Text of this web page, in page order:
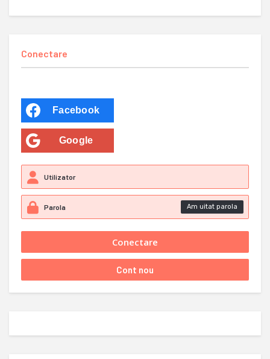
Conectare
Facebook
Google
Am uitat parola